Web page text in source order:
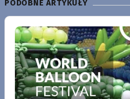
PODOBNE ARTYKUŁY